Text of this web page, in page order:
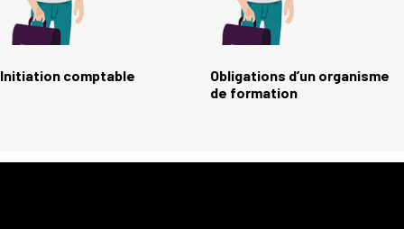
Initiation comptable
Obligations d’un organisme
de formation